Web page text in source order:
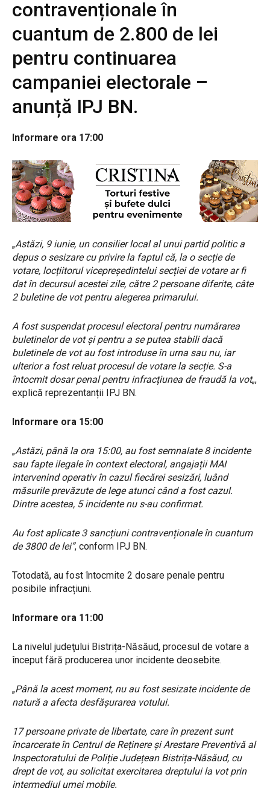
contravenționale în
cuantum de 2.800 de lei
pentru continuarea
campaniei electorale –
anunță IPJ BN.
Informare ora 17:00
„Astăzi, 9 iunie, un consilier local al unui partid politic a
depus o sesizare cu privire la faptul că, la o secție de
votare, locțiitorul vicepreședintelui secției de votare ar fi
dat în decursul acestei zile, către 2 persoane diferite, câte
2 buletine de vot pentru alegerea primarului.
A fost suspendat procesul electoral pentru numărarea
buletinelor de vot și pentru a se putea stabili dacă
buletinele de vot au fost introduse în urna sau nu, iar
ulterior a fost reluat procesul de votare la secție. S-a
întocmit dosar penal pentru infracțiunea de fraudă la vot„,
explică reprezentanții IPJ BN.
Informare ora 15:00
„Astăzi, până la ora 15:00, au fost semnalate 8 incidente
sau fapte ilegale în context electoral, angajații MAI
intervenind operativ în cazul fiecărei sesizări, luând
măsurile prevăzute de lege atunci când a fost cazul.
Dintre acestea, 5 incidente nu s-au confirmat.
Au fost aplicate 3 sancțiuni contravenționale în cuantum
de 3800 de lei”, conform IPJ BN.
Totodată, au fost întocmite 2 dosare penale pentru
posibile infracțiuni.
Informare ora 11:00
La nivelul judeţului Bistrița-Năsăud, procesul de votare a
început fără producerea unor incidente deosebite.
„Până la acest moment, nu au fost sesizate incidente de
natură a afecta desfășurarea votului.
17 persoane private de libertate, care în prezent sunt
încarcerate în Centrul de Reținere și Arestare Preventivă al
Inspectoratului de Poliție Județean Bistrița-Năsăud, cu
drept de vot, au solicitat exercitarea dreptului la vot prin
intermediul urnei mobile.